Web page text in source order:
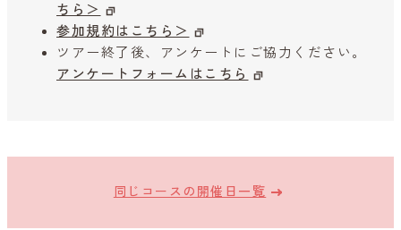
ちら＞
参加規約はこちら＞
ツアー終了後、アンケートにご協力ください。
アンケートフォームはこちら
同じコースの開催日一覧